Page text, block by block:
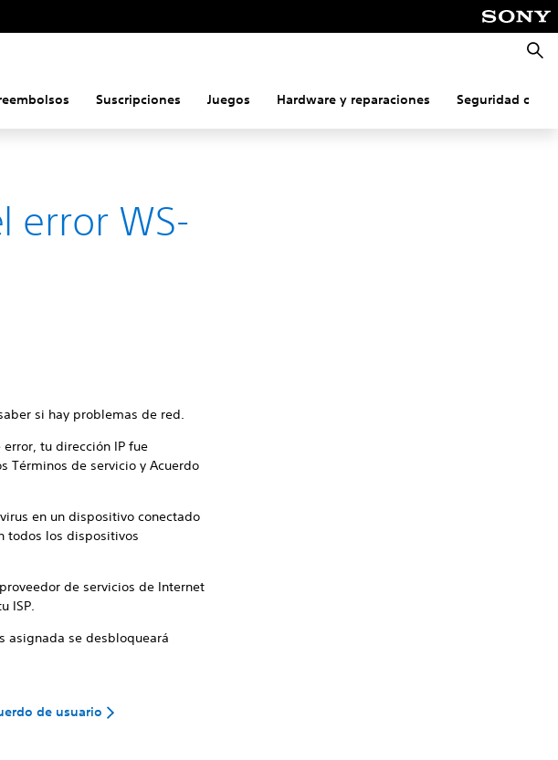
Suscripciones Juegos Hardware y reparaciones Seguridad
error WS-
si hay problemas de red.
tu dirección IP fue
Términos de servicio y Acuerdo
en un dispositivo conectado
todos los dispositivos
de servicios de Internet
ISP.
asignada se desbloqueará
de usuario